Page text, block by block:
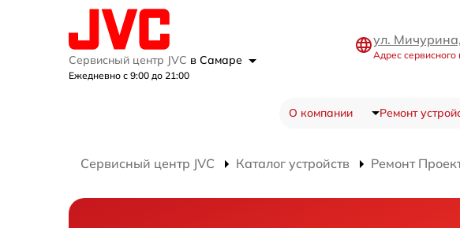
Сервисный центр JVC в Самаре
Ежедневно с 9:00 до 21:00
ул.
Адрес сервисного
О компании Ремонт
Сервисный центр JVC Каталог устройств Ремонт